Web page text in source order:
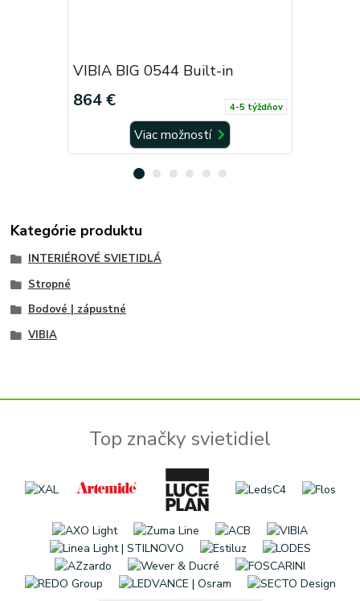
VIBIA BIG 0544 Built-in
864 € 4-5 týždňov
Viac možností
Kategórie produktu
INTERIÉROVÉ SVIETIDLÁ
Stropné
Bodové | zápustné
VIBIA
Top značky svietidiel